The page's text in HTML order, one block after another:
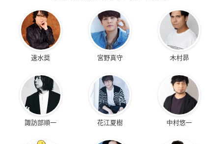
速水奨 宮野真守 木村昴
諏訪部順一 花江夏樹 中村悠一